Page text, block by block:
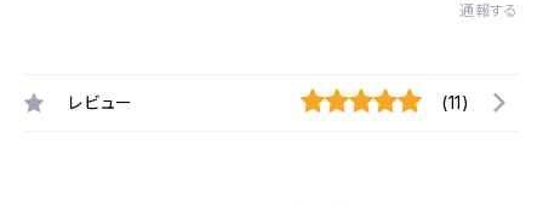
通報する
レビュー (11)